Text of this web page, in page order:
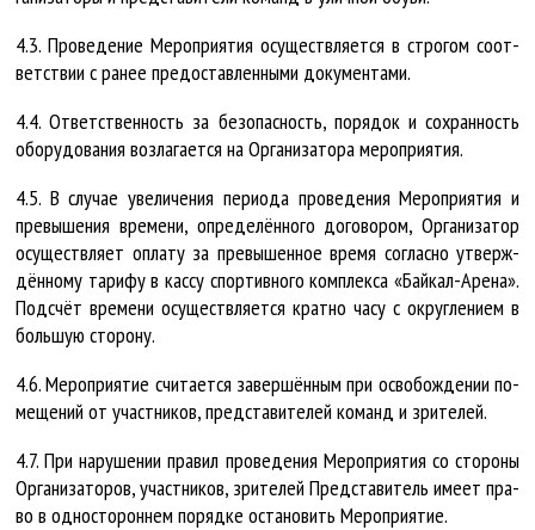
4.3. Про­ве­де­ние Ме­роп­ри­я­тия осу­щест­вля­ет­ся в стро­гом со­от­
вет­ст­вии с ра­нее предо­став­лен­ны­ми до­ку­мен­та­ми.
4.4. От­вет­ст­вен­ность за без­опас­ность, по­ря­док и со­хран­ность
обо­ру­до­ва­ния воз­ла­га­ет­ся на Ор­га­ни­за­то­ра ме­роп­ри­я­тия.
4.5. В слу­чае уве­ли­че­ния пе­ри­о­да про­ве­де­ния Ме­роп­ри­я­тия и
пре­вы­ше­ния вре­ме­ни, опре­де­лён­но­го до­го­во­ром, Ор­га­ни­за­тор
осу­щест­вля­ет опла­ту за пре­вы­шен­ное вре­мя со­глас­но утверж­
дён­но­му та­ри­фу в кас­су спор­тив­но­го ком­плек­са «Бай­кал-Аре­на».
Под­счёт вре­ме­ни осу­щест­вля­ет­ся крат­но ча­су с округ­ле­ни­ем в
боль­шую сто­ро­ну.
4.6. Ме­роп­ри­я­тие счи­та­ет­ся за­вер­шён­ным при осво­бож­де­нии по­
ме­ще­ний от участ­ни­ков, пред­ста­ви­те­лей ко­манд и зри­те­лей.
4.7. При на­ру­ше­нии пра­вил про­ве­де­ния Ме­роп­ри­я­тия со сто­ро­ны
Ор­га­ни­за­то­ров, участ­ни­ков, зри­те­лей Пред­ста­ви­тель име­ет пра­
во в од­нос­то­рон­нем по­ряд­ке оста­но­вить Ме­роп­ри­я­тие.